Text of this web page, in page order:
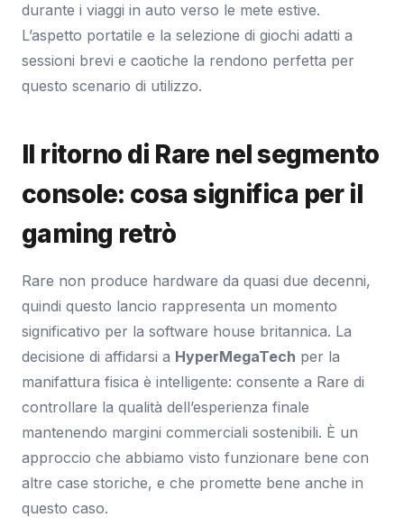
durante i viaggi in auto verso le mete estive.
L’aspetto portatile e la selezione di giochi adatti a
sessioni brevi e caotiche la rendono perfetta per
questo scenario di utilizzo.
Il ritorno di Rare nel segmento
console: cosa significa per il
gaming retrò
Rare non produce hardware da quasi due decenni,
quindi questo lancio rappresenta un momento
significativo per la software house britannica. La
decisione di affidarsi a HyperMegaTech per la
manifattura fisica è intelligente: consente a Rare di
controllare la qualità dell’esperienza finale
mantenendo margini commerciali sostenibili. È un
approccio che abbiamo visto funzionare bene con
altre case storiche, e che promette bene anche in
questo caso.